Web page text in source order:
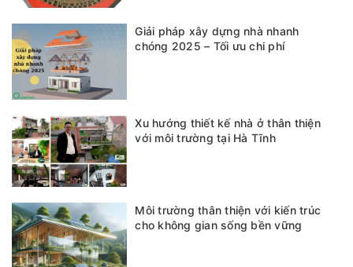
Giải pháp xây dựng nhà nhanh
chóng 2025 – Tối ưu chi phí
Xu hướng thiết kế nhà ở thân thiện
với môi trường tại Hà Tĩnh
Môi trường thân thiện với kiến trúc
cho không gian sống bền vững